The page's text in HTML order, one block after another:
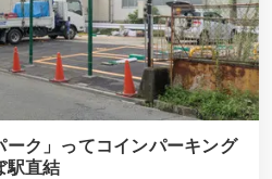
ク」ってコインパーキング
駅直結